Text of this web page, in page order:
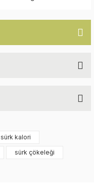
sürk kalori
sürk çökeleği